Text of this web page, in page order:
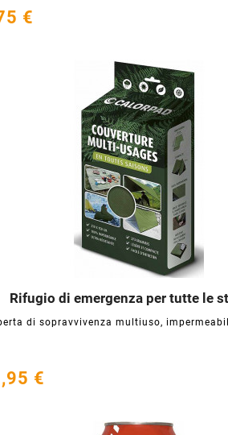
€
Rifugio di emergenza per tutte le
di sopravvivenza multiuso,
   
€